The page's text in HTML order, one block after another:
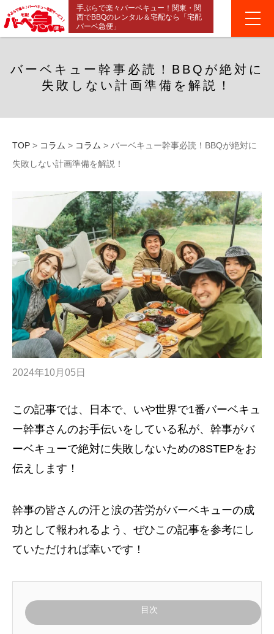
手ぶらで楽々バーベキュー！関東・関
西でBBQのレンタル＆宅配なら「宅配
バーベ急便」
バーベキュー幹事必読！BBQが絶対に
失敗しない計画準備を解説！
TOP > コラム > コラム > バーベキュー幹事必読！BBQが絶対に
失敗しない計画準備を解説！
2024年10月05日
この記事では、日本で、いや世界で1番バーベキュ
ー幹事さんのお手伝いをしている私が、幹事がバ
ーベキューで絶対に失敗しないための8STEPをお
伝えします！
幹事の皆さんの汗と涙の苦労がバーベキューの成
功として報われるよう、ぜひこの記事を参考にし
ていただければ幸いです！
目次